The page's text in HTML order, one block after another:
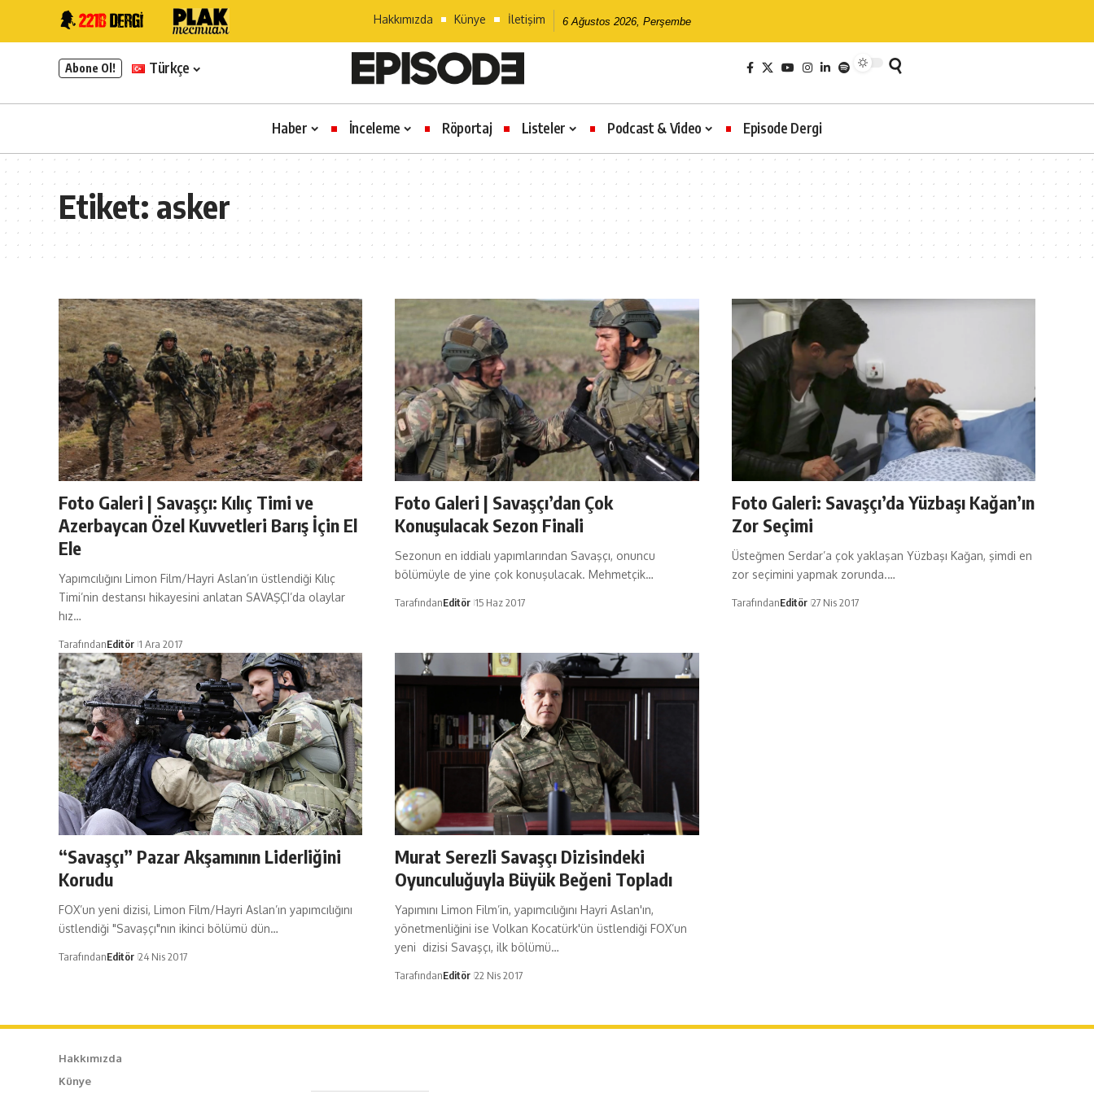
Hakkımızda Künye İletişim 6 Ağustos 2026, Perşembe
Abone Ol! Türkçe
Haber İnceleme Röportaj Listeler Podcast & Video Episode Dergi
Etiket:asker
Foto Galeri | Savaşçı: Kılıç Timi ve
Azerbaycan Özel Kuvvetleri Barış İçin El
Ele
Yapımcılığını Limon Film/Hayri Aslan’ın üstlendiği Kılıç
Timi’nin destansı hikayesini anlatan SAVAŞÇI’da olaylar
hız…
TarafındanEditör 1 Ara 2017
Foto Galeri | Savaşçı’dan Çok
Konuşulacak Sezon Finali
Sezonun en iddialı yapımlarından Savaşçı, onuncu
bölümüyle de yine çok konuşulacak. Mehmetçik…
TarafındanEditör 15 Haz 2017
Foto Galeri: Savaşçı’da Yüzbaşı Kağan’ın
Zor Seçimi
Üsteğmen Serdar’a çok yaklaşan Yüzbaşı Kağan, şimdi en
zor seçimini yapmak zorunda.…
TarafındanEditör 27 Nis 2017
“Savaşçı” Pazar Akşamının Liderliğini
Korudu
FOX’un yeni dizisi, Limon Film/Hayri Aslan’ın yapımcılığını
üstlendiği "Savaşçı"nın ikinci bölümü dün…
TarafındanEditör 24 Nis 2017
Murat Serezli Savaşçı Dizisindeki
Oyunculuğuyla Büyük Beğeni Topladı
Yapımını Limon Film​’in, yapımcılığını Hayri Aslan'ın,
yönetmenliğini ise Volkan Kocatürk'ün üstlendiği FOX’un
yeni dizisi Savaşçı, ilk bölümü…
TarafındanEditör 22 Nis 2017
Hakkımızda
Künye